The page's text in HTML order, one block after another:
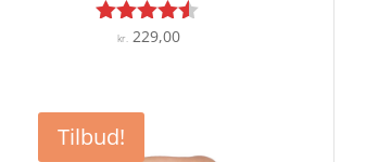
Vurderet
kr.229,00
Tilbud!